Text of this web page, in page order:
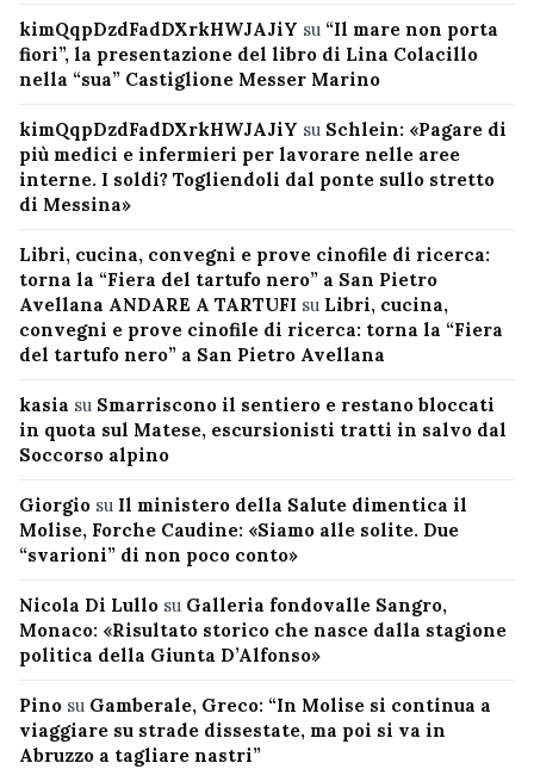
kimQqpDzdFadDXrkHWJAJiY su “Il mare non porta
fiori”, la presentazione del libro di Lina Colacillo
nella “sua” Castiglione Messer Marino
kimQqpDzdFadDXrkHWJAJiY su Schlein: «Pagare di
più medici e infermieri per lavorare nelle aree
interne. I soldi? Togliendoli dal ponte sullo stretto
di Messina»
Libri, cucina, convegni e prove cinofile di ricerca:
torna la “Fiera del tartufo nero” a San Pietro
Avellana ANDARE A TARTUFI su Libri, cucina,
convegni e prove cinofile di ricerca: torna la “Fiera
del tartufo nero” a San Pietro Avellana
kasia su Smarriscono il sentiero e restano bloccati
in quota sul Matese, escursionisti tratti in salvo dal
Soccorso alpino
Giorgio su Il ministero della Salute dimentica il
Molise, Forche Caudine: «Siamo alle solite. Due
“svarioni” di non poco conto»
Nicola Di Lullo su Galleria fondovalle Sangro,
Monaco: «Risultato storico che nasce dalla stagione
politica della Giunta D’Alfonso»
Pino su Gamberale, Greco: “In Molise si continua a
viaggiare su strade dissestate, ma poi si va in
Abruzzo a tagliare nastri”